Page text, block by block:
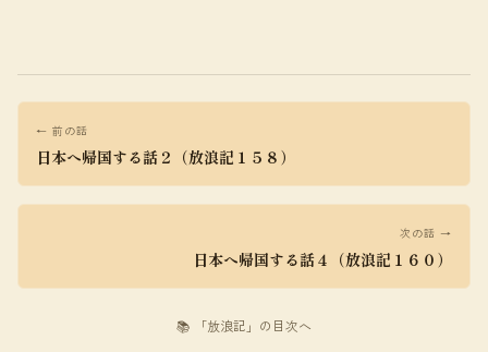
← 前の話
日本へ帰国する話２（放浪記１５８）
次の話 →
日本へ帰国する話４（放浪記１６０）
📚 「放浪記」の目次へ